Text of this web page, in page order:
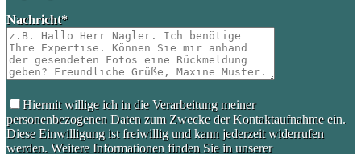
Nachricht*
Hiermit willige ich in die Verarbeitung meiner
personenbezogenen Daten zum Zwecke der Kontaktaufnahme ein.
Diese Einwilligung ist freiwillig und kann jederzeit widerrufen
werden. Weitere Informationen finden Sie in unserer